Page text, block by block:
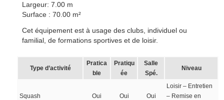
Largeur: 7.00 m
Surface : 70.00 m²
Cet équipement est à usage des clubs, individuel ou
familial, de formations sportives et de loisir.
Type d’activité
Pratica
ble
Pratiqu
ée
Salle
Spé.
Niveau
Squash Oui Oui Oui
Loisir – Entretien
– Remise en